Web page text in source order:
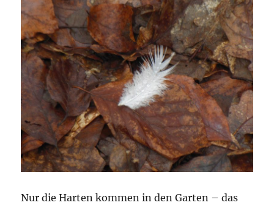
Nur die Harten kommen in den Garten – das